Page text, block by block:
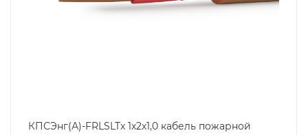
КПСЭнг(А)-FRLSLTx 1х2х1,0 кабель пожарной